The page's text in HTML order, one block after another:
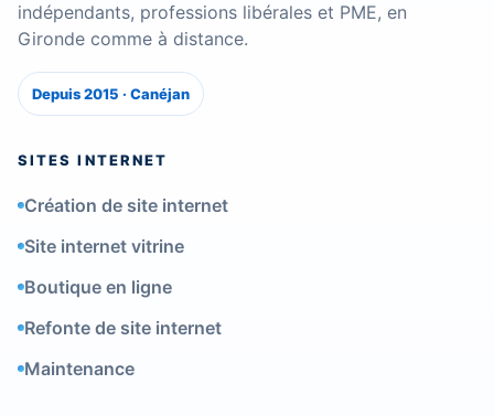
indépendants, professions libérales et PME, en
Gironde comme à distance.
Depuis 2015 · Canéjan
SITES INTERNET
Création de site internet
Site internet vitrine
Boutique en ligne
Refonte de site internet
Maintenance